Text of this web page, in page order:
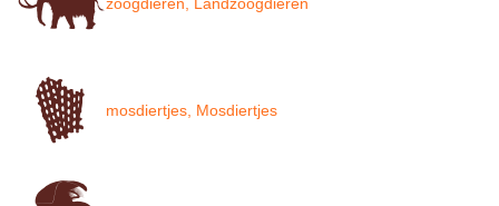
mosdiertjes, Mosdiertjes